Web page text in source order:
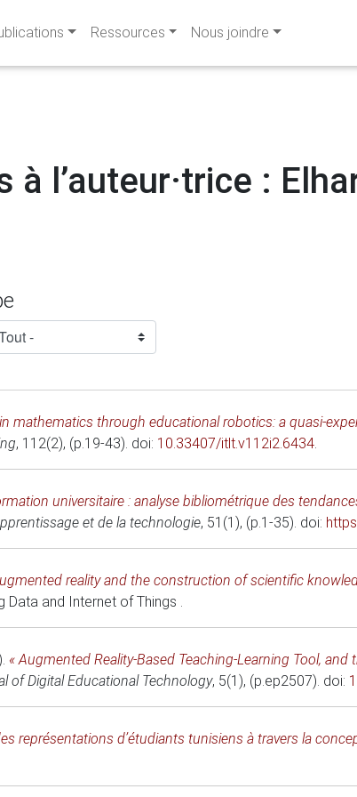
Ressources Nous joindre
l’auteur·trice :
mathematics through educational robotics: a quasi-
, 112(2), (p.19-43). doi: 10.33407/itlt.v112i2.6434.
universitaire : analyse bibliométrique des
et de la technologie, 51(1), (p.1-35). doi:
reality and the construction of scientific
Data and Internet of Things .
. « Augmented Reality-Based Teaching-Learning Tool,
of Digital Educational Technology, 5(1), (p.ep2507). doi:
représentations d’étudiants tunisiens à travers la